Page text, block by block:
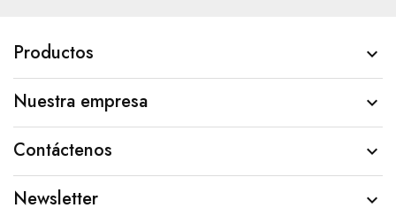
Productos 
Nuestra empresa 
Contáctenos 
Newsletter 